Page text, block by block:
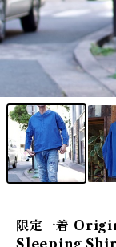
限定一着
Sleeping Shirt